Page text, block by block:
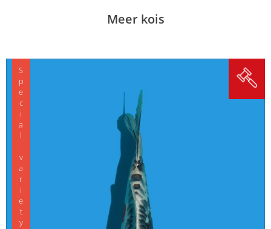
Meer kois
Special variety